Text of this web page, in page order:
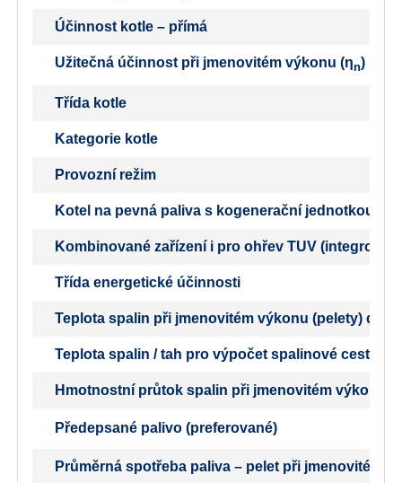
Účinnost kotle – přímá
Užitečná účinnost při jmenovitém výkonu (ηn)
Třída kotle
Kategorie kotle
Provozní režim
Kotel na pevná paliva s kogenerační jednotkou
Kombinované zařízení i pro ohřev TUV
Třída energetické účinnosti
Teplota spalin při jmenovitém výkonu (pelety) dle
Teplota spalin / tah pro výpočet spalinové cesty
Hmotnostní průtok spalin při jmenovitém výkonu
Předepsané palivo (preferované)
Průměrná spotřeba paliva – pelet při jmenovitém